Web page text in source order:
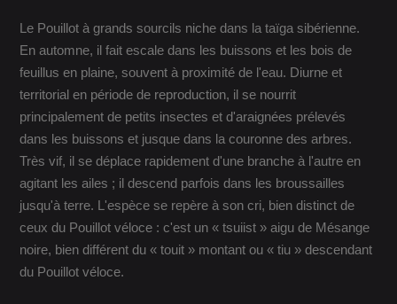
Le Pouillot à grands sourcils niche dans la taïga sibérienne.
En automne, il fait escale dans les buissons et les bois de
feuillus en plaine, souvent à proximité de l'eau. Diurne et
territorial en période de reproduction, il se nourrit
principalement de petits insectes et d'araignées prélevés
dans les buissons et jusque dans la couronne des arbres.
Très vif, il se déplace rapidement d'une branche à l'autre en
agitant les ailes ; il descend parfois dans les broussailles
jusqu'à terre. L'espèce se repère à son cri, bien distinct de
ceux du Pouillot véloce : c'est un « tsuiist » aigu de Mésange
noire, bien différent du « touit » montant ou « tiu » descendant
du Pouillot véloce.